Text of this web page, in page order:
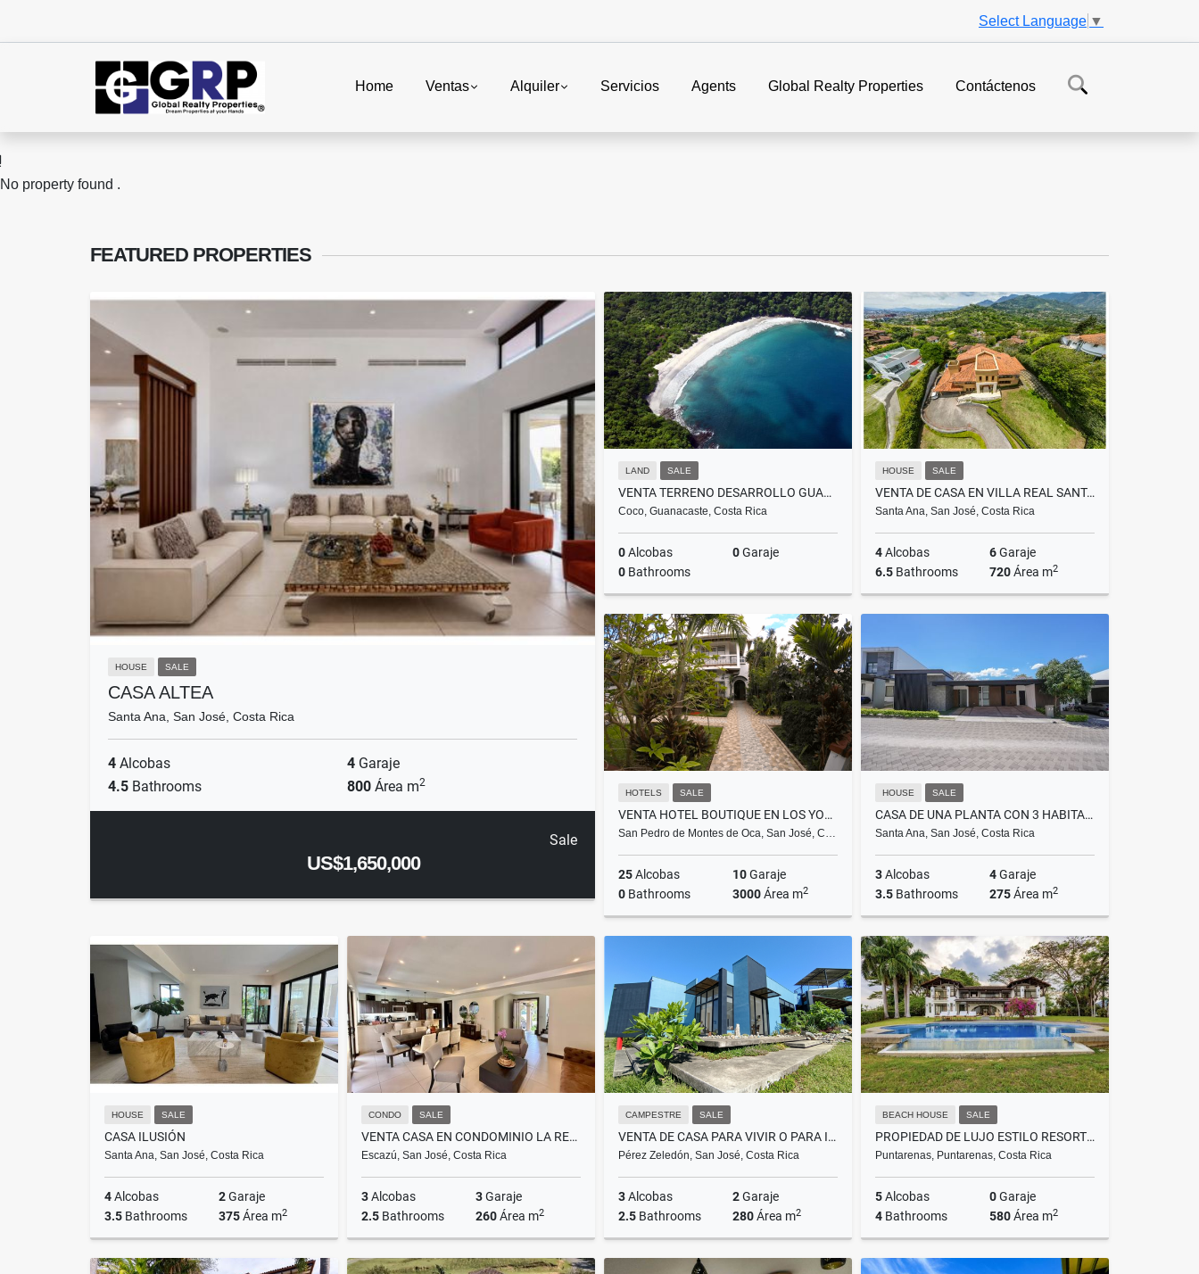
Select Language ▼
Home Ventas Alquiler Servicios Agents Global Realty Properties Contáctenos
No property found .
FEATURED PROPERTIES
HOUSE SALE
CASA ALTEA
Santa Ana, San José, Costa Rica
4 Alcobas 4 Garaje
4.5 Bathrooms 800 Área m2
Sale
US$1,650,000
LAND SALE
VENTA TERRENO DESARROLLO GUANACASTE, PAPAGAYO
Coco, Guanacaste, Costa Rica
0Alcobas 0Garaje
0 Bathrooms
Sale
US$34,650,000
HOUSE SALE
VENTA DE CASA EN VILLA REAL SANTA ANA
Santa Ana, San José, Costa Rica
4Alcobas 6Garaje
6.5 Bathrooms 720Área m2
HOTELS SALE
VENTA HOTEL BOUTIQUE EN LOS YOSES, SAN PEDRO MONTES DE OCA
San Pedro de Montes de Oca, San José, C…
25Alcobas 10Garaje
0 Bathrooms 3000Área m2
US$2,125,000
HOUSE SALE
CASA DE UNA PLANTA CON 3 HABITACIONES Y PISCINA EN SANTA ANA
Santa Ana, San José, Costa Rica
3Alcobas 4Garaje
3.5 Bathrooms 275Área m2
Sale
US$550,000
Alquiler
US$4,200
HOUSE SALE
CASA ILUSIÓN
Santa Ana, San José, Costa Rica
4Alcobas 2Garaje
3.5 Bathrooms 375Área m2
Sale
CONDO SALE
VENTA CASA EN CONDOMINIO LA RESERVA, SAN RAFAEL, ESCAZÚ
Escazú, San José, Costa Rica
3Alcobas 3Garaje
2.5 Bathrooms 260Área m2
Sale
CAMPESTRE SALE
VENTA DE CASA PARA VIVIR O PARA INVERSIÓN EN SAN PEDRO, PÉREZ ZELEDÓN
Pérez Zeledón, San José, Costa Rica
3Alcobas 2Garaje
2.5 Bathrooms 280Área m2
Sale
BEACH HOUSE SALE
PROPIEDAD DE LUJO ESTILO RESORT CON VISTA AL OCÉANO TAMBOR, COSTA RICA
Puntarenas, Puntarenas, Costa Rica
5Alcobas 0Garaje
4 Bathrooms 580Área m2
Sale